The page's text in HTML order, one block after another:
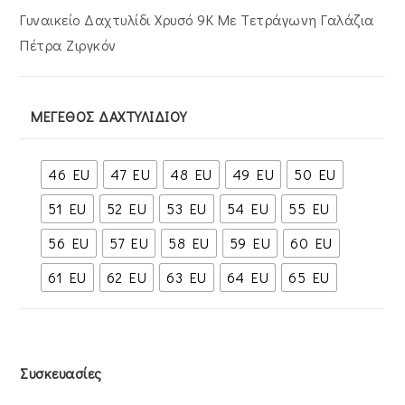
€275.00.
Γυναικείο Δαχτυλίδι Χρυσό 9Κ Με Τετράγωνη Γαλάζια
Πέτρα Ζιργκόν
ΜΈΓΕΘΟΣ ΔΑΧΤΥΛΙΔΙΟΎ
46 EU 47 EU 48 EU 49 EU
50 EU
51 EU
52 EU 53 EU 54 EU
55 EU
56 EU
57 EU 58 EU 59 EU
60 EU
61 EU
62 EU 63 EU 64 EU 65 EU
Συσκευασίες